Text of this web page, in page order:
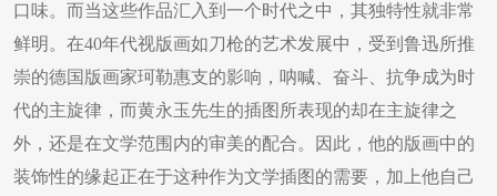
口味。而当这些作品汇入到一个时代之中，其独特性就非常
鲜明。在40年代视版画如刀枪的艺术发展中，受到鲁迅所推
崇的德国版画家珂勒惠支的影响，呐喊、奋斗、抗争成为时
代的主旋律，而黄永玉先生的插图所表现的却在主旋律之
外，还是在文学范围内的审美的配合。因此，他的版画中的
装饰性的缘起正在于这种作为文学插图的需要，加上他自己